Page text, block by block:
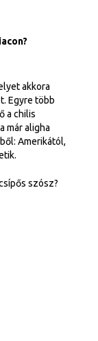
akkora
Egyre több
a chilis
már aligha
Amerikától,
szósz?